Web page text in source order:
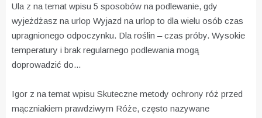
Ula z na temat wpisu 5 sposobów na podlewanie, gdy
wyjeżdżasz na urlop Wyjazd na urlop to dla wielu osób czas
upragnionego odpoczynku. Dla roślin – czas próby. Wysokie
temperatury i brak regularnego podlewania mogą
doprowadzić do...
Igor z na temat wpisu Skuteczne metody ochrony róż przed
mączniakiem prawdziwym Róże, często nazywane